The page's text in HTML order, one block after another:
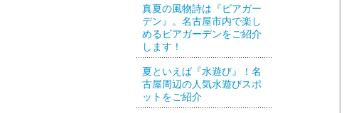
真夏の風物詩は『ビアガー
デン』。名古屋市内で楽し
めるビアガーデンをご紹介
します！
夏といえば『水遊び』！名
古屋周辺の人気水遊びスポ
ットをご紹介